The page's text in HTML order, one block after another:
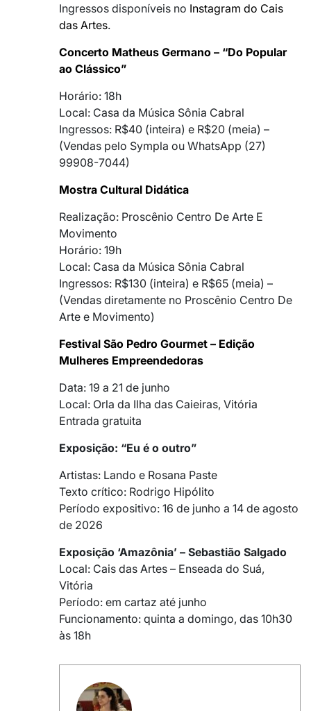
Ingressos disponíveis no Instagram do Cais
das Artes.
Concerto Matheus Germano – “Do Popular
ao Clássico”
Horário: 18h
Local: Casa da Música Sônia Cabral
Ingressos: R$40 (inteira) e R$20 (meia) –
(Vendas pelo Sympla ou WhatsApp (27)
99908-7044)
Mostra Cultural Didática
Realização: Proscênio Centro De Arte E
Movimento
Horário: 19h
Local: Casa da Música Sônia Cabral
Ingressos: R$130 (inteira) e R$65 (meia) –
(Vendas diretamente no Proscênio Centro De
Arte e Movimento)
Festival São Pedro Gourmet – Edição
Mulheres Empreendedoras
Data: 19 a 21 de junho
Local: Orla da Ilha das Caieiras, Vitória
Entrada gratuita
Exposição: “Eu é o outro”
Artistas: Lando e Rosana Paste
Texto crítico: Rodrigo Hipólito
Período expositivo: 16 de junho a 14 de agosto
de 2026
Exposição ‘Amazônia’ – Sebastião Salgado
Local: Cais das Artes – Enseada do Suá,
Vitória
Período: em cartaz até junho
Funcionamento: quinta a domingo, das 10h30
às 18h